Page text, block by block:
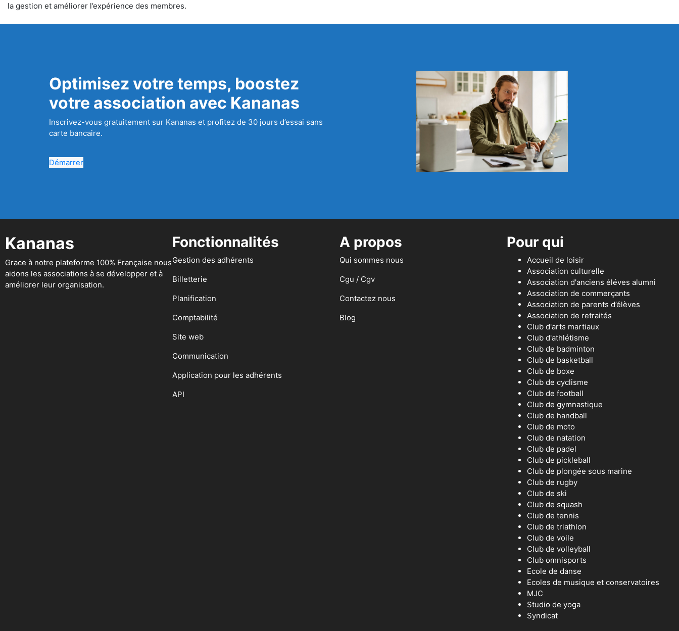
la gestion et améliorer l’expérience des membres.
Optimisez votre temps, boostez
votre association avec Kananas
Inscrivez-vous gratuitement sur Kananas et profitez de 30 jours d’essai sans
carte bancaire.
Démarrer
Kananas
Grace à notre plateforme 100% Française nous
aidons les associations à se développer et à
améliorer leur organisation.
Fonctionnalités
Gestion des adhérents
Billetterie
Planification
Comptabilité
Site web
Communication
Application pour les adhérents
API
A propos
Qui sommes nous
Cgu / Cgv
Contactez nous
Blog
Pour qui
Accueil de loisir
Association culturelle
Association d'anciens éléves alumni
Association de commerçants
Association de parents d’élèves
Association de retraités
Club d'arts martiaux
Club d'athlétisme
Club de badminton
Club de basketball
Club de boxe
Club de cyclisme
Club de football
Club de gymnastique
Club de handball
Club de moto
Club de natation
Club de padel
Club de pickleball
Club de plongée sous marine
Club de rugby
Club de ski
Club de squash
Club de tennis
Club de triathlon
Club de voile
Club de volleyball
Club omnisports
Ecole de danse
Ecoles de musique et conservatoires
MJC
Studio de yoga
Syndicat